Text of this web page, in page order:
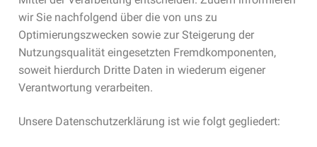
wir Sie nachfolgend über die von uns zu
Optimierungszwecken sowie zur Steigerung der
Nutzungsqualität eingesetzten Fremdkomponenten,
soweit hierdurch Dritte Daten in wiederum eigener
Verantwortung verarbeiten.
Unsere Datenschutzerklärung ist wie folgt gegliedert: